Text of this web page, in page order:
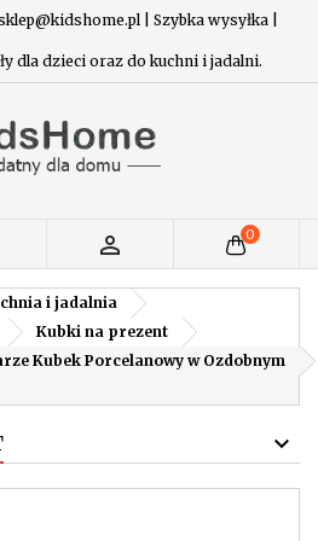
| Szybka wysyłka |
dla dzieci oraz do kuchni i jadalni.
 0
i jadalnia
Kubki na prezent
Kubek Porcelanowy w Ozdobnym